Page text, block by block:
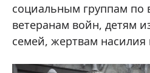
социальным группам по
ветеранам войн, детям
семей, жертвам насилия